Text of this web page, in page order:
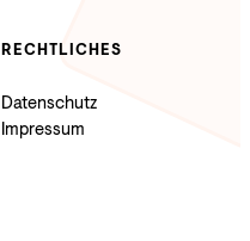
RECHTLICHES
Datenschutz
Impressum